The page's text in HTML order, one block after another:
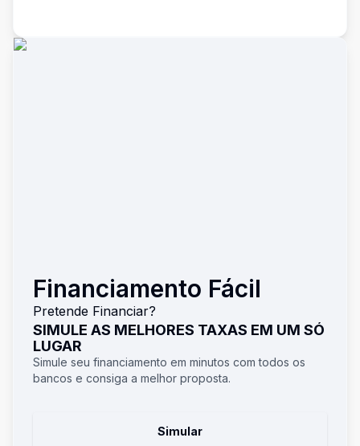
Financiamento Fácil
Pretende Financiar?
SIMULE AS MELHORES TAXAS EM UM SÓ
LUGAR
Simule seu financiamento em minutos com todos os
bancos e consiga a melhor proposta.
Simular